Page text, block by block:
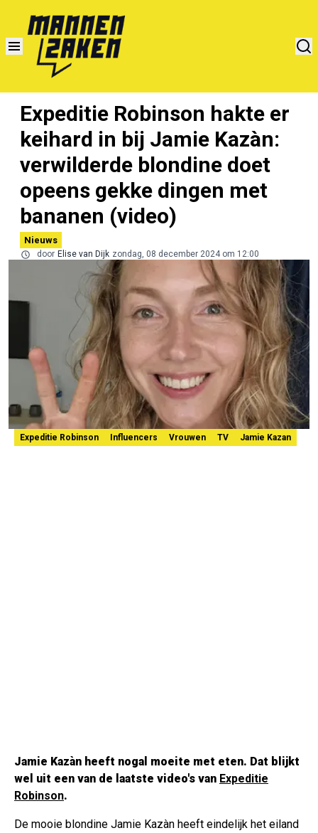
Expeditie Robinson hakte er
keihard in bij Jamie Kazàn:
verwilderde blondine doet
opeens gekke dingen met
bananen (video)
Nieuws
door Elise van Dijk zondag, 08 december 2024 om 12:00
Expeditie Robinson Influencers Vrouwen TV Jamie Kazan
Jamie Kazàn heeft nogal moeite met eten. Dat blijkt
wel uit een van de laatste video's van Expeditie
Robinson.
De mooie blondine Jamie Kazàn heeft eindelijk het eiland